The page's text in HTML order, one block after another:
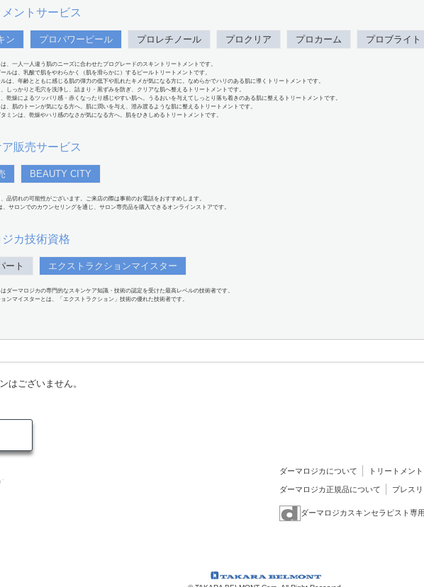
メントサービス
ン プロパワーピール プロレチノール プロクリア プロカーム プロブライト
は、一人一人違う肌のニーズに合わせたプログレードのスキントリートメントです。
ールは、乳酸で肌をやわらかく（肌を滑らかに）するピールトリートメントです。
ルは、年齢とともに感じる肌の弾力の低下や乱れたキメが気になる方に。なめらかでハリのある肌に導くトリートメントです。
、しっかりと毛穴を洗浄し、詰まり・黒ずみを防ぎ、クリアな肌へ整えるトリートメントです。
、乾燥によるツッパリ感・赤くなったり感じやすい肌へ。うるおいを与えてしっとり落ち着きのある肌に整えるトリートメントです。
は、肌のトーンが気になる方へ。肌に潤いを与え、澄み渡るような肌に整えるトリートメントです。
タミンは、乾燥やハリ感のなさが気になる方へ。肌をひきしめるトリートメントです。
販売サービス
BEAUTY CITY
品切れの可能性がございます。ご来店の際は事前のお電話をおすすめします。
、サロンでのカウンセリングを通じ、サロン専売品を購入できるオンラインストアです。
カ技術資格
ート エクストラクションマイスター
ダーマロジカの専門的なスキンケア知識・技術の認定を受けた最高レベルの技術者です。
ンマイスターとは、「エクストラクション」技術の優れた技術者です。
はございません。
ダーマロジカについて トリートメント
ダーマロジカ正規品について プレス
ダーマロジカスキンセラピスト専